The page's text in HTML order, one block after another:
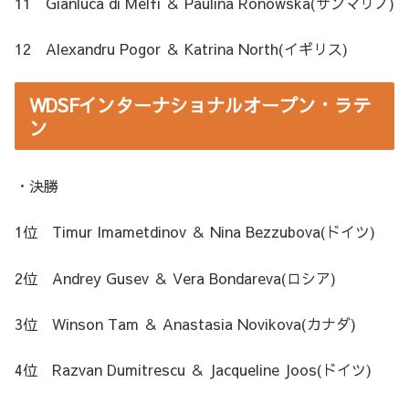
12 Alexandru Pogor ＆ Katrina North(イギリス)
WDSFインターナショナルオープン・ラテ
ン
・決勝
1位 Timur Imametdinov ＆ Nina Bezzubova(ドイツ)
2位 Andrey Gusev ＆ Vera Bondareva(ロシア)
3位 Winson Tam ＆ Anastasia Novikova(カナダ)
4位 Razvan Dumitrescu ＆ Jacqueline Joos(ドイツ)